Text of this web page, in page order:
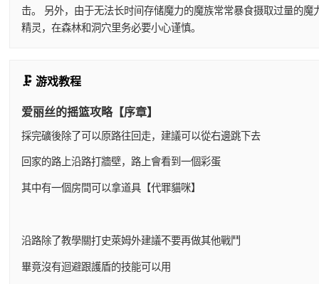
击。 另外，由于无法长时间存储魔力的魔族常常暴食摄取过量的
精灵，在森林和洞穴里务必要小心谨慎。
🗜️ 游戏教程
爱丽丝的摇篮攻略【序章】
採完礦後除了可以原路往回走，建議可以從右邊跳下去
回家的路上沿路打牆壁，路上會看到一個彩蛋
其中有一個房間可以拿道具【代罪貓咪】
沿路除了教學關打史萊姆外建議不要再做其他戰鬥
畢竟沒有迴避跟護盾的技能可以用